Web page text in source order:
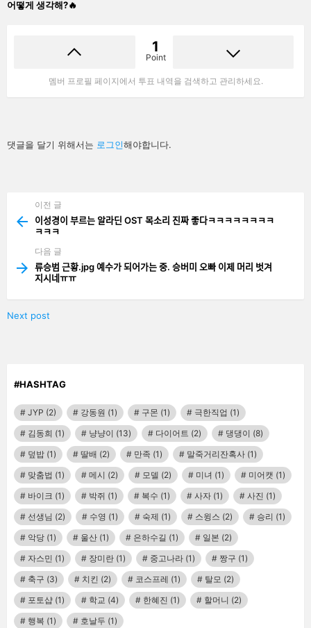
어떻게 생각해?🔥
1
Point
멤버 프로필 페이지에서 투표 내역을 검색하고 관리하세요.
답
글
댓글을 달기 위해서는 로그인해야합니다.
more
이전 글
이성경이 부르는 알라딘 OST 목소리 진짜 좋다ㅋㅋㅋㅋㅋㅋㅋㅋ
ㅋㅋㅋ
다음 글
류승범 근황.jpg 예수가 되어가는 중. 승버미 오빠 이제 머리 벗겨
지시네ㅠㅠ
Next post
#HASHTAG
JYP (2) 강동원 (1) 구몬 (1) 극한직업 (1)
김동희 (1) 냥냥이 (13) 다이어트 (2) 댕댕이 (8)
덮밥 (1) 딸배 (2) 만족 (1) 말죽거리잔혹사 (1)
맞춤법 (1) 메시 (2) 모델 (2) 미녀 (1) 미어캣 (1)
바이크 (1) 박쥐 (1) 복수 (1) 사자 (1) 사진 (1)
선생님 (2) 수영 (1) 숙제 (1) 스윙스 (2) 승리 (1)
악당 (1) 울산 (1) 은하수길 (1) 일본 (2)
자스민 (1) 장미란 (1) 중고나라 (1) 짱구 (1)
축구 (3) 치킨 (2) 코스프레 (1) 탈모 (2)
포토샵 (1) 학교 (4) 한혜진 (1) 할머니 (2)
행복 (1) 호날두 (1)